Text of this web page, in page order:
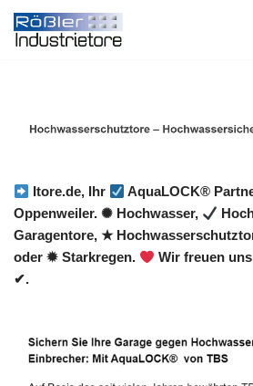
Zum
Itore.de, Ihr
AquaLOCK®
Oppenweiler. ✺ Hochwasser,
Garagentore, ★
oder ✹ Starkregen.
Wir freuen
✔.